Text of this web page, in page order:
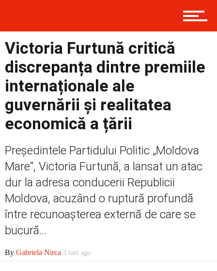
Politică
Externe
Social
Economic
Contact
Victoria Furtună critică
discrepanța dintre premiile
internaționale ale
guvernării și realitatea
economică a țării
Președintele Partidului Politic „Moldova
Mare”, Victoria Furtună, a lansat un atac
dur la adresa conducerii Republicii
Moldova, acuzând o ruptură profundă
între recunoașterea externă de care se
bucură...
By Gabriela Nirca 3 luni ago